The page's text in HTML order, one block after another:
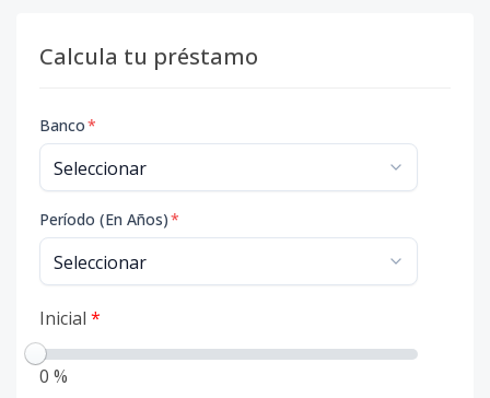
Calcula tu préstamo
Banco*
Período (En Años)*
Inicial *
0 %